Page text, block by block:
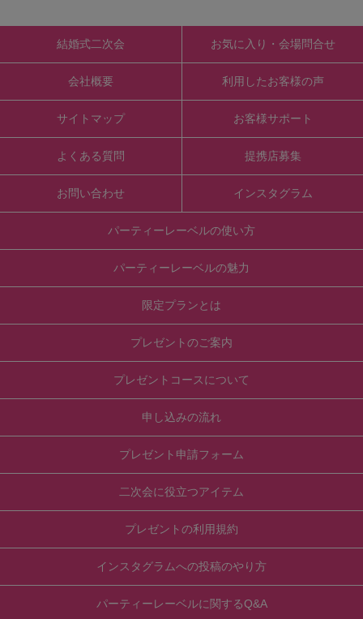
結婚式二次会
会社概要
サイトマップ
よくある質問
お問い合わせ
お気に入り・会場問合せ
利用したお客様の声
お客様サポート
提携店募集
インスタグラム
パーティーレーベルの使い方
パーティーレーベルの魅力
限定プランとは
プレゼントのご案内
プレゼントコースについて
申し込みの流れ
プレゼント申請フォーム
二次会に役立つアイテム
プレゼントの利用規約
インスタグラムへの投稿のやり方
パーティーレーベルに関するQ&A